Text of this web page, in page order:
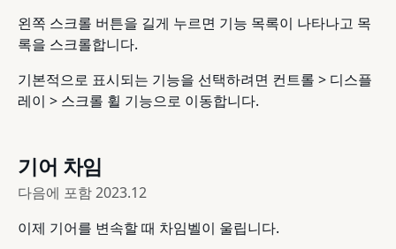
왼쪽 스크롤 버튼을 길게 누르면 기능 목록이 나타나고 목
록을 스크롤합니다.
기본적으로 표시되는 기능을 선택하려면 컨트롤 > 디스플
레이 > 스크롤 휠 기능으로 이동합니다.
기어 차임
다음에 포함2023.12
이제 기어를 변속할 때 차임벨이 울립니다.